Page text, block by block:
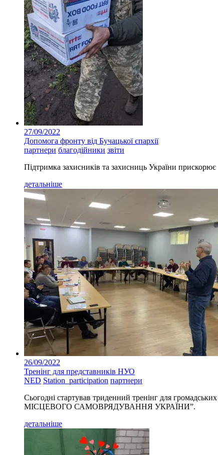
27/09/2022
Допомога фронту від Бучацької єпархії
партнери благодійники звіти
Підтримка захисників та захисниць України
детальніше
26/09/2022
Тренінг для представників НУО
NED Station_participation партнери
Сьогодні стартував триденний тренінг для
МІСЦЕВОГО САМОВРЯДУВАННЯ УКРАЇНИ”.
детальніше